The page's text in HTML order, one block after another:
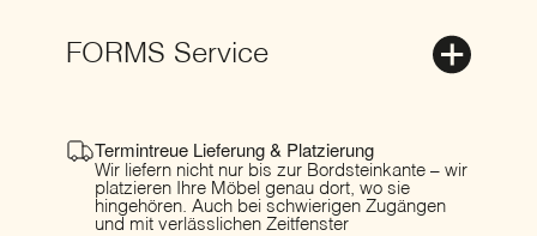
FORMS Service
Termintreue Lieferung & Platzierung
Wir liefern nicht nur bis zur Bordsteinkante – wir
platzieren Ihre Möbel genau dort, wo sie
hingehören. Auch bei schwierigen Zugängen
und mit verlässlichen Zeitfenster